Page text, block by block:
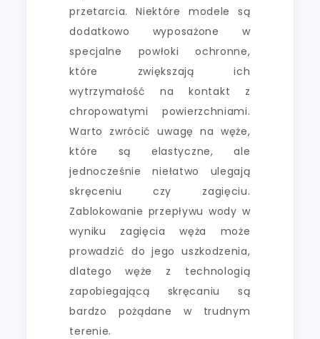
przetarcia. Niektóre modele są
dodatkowo wyposażone w
specjalne powłoki ochronne,
które zwiększają ich
wytrzymałość na kontakt z
chropowatymi powierzchniami.
Warto zwrócić uwagę na węże,
które są elastyczne, ale
jednocześnie niełatwo ulegają
skręceniu czy zagięciu.
Zablokowanie przepływu wody w
wyniku zagięcia węża może
prowadzić do jego uszkodzenia,
dlatego węże z technologią
zapobiegającą skręcaniu są
bardzo pożądane w trudnym
terenie.